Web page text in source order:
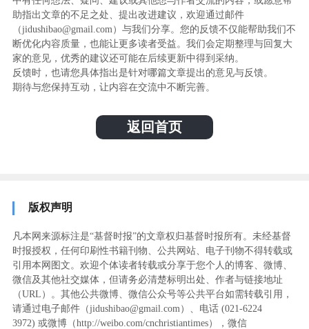
助指出文章的不足之处、提出改进建议，欢迎通过邮件
（jidushibao@gmail.com）与我们分享。您的反馈不仅能帮助我们不
断优化内容质量，也能让更多读者受益。我们会定期整理与回复大
家的意见，优秀的建议还可能在后续更新中得到采纳。
反馈时，也请您具体指出是针对哪篇文章提出的意见与反馈。
期待与您保持互动，让内容在交流中不断完善。
返回首页
版权声明
凡本网来源标注是“基督时报”的文章权归基督时报所有。未经基督
时报授权，任何印刷性书籍刊物、公共网站、电子刊物不得转载或
引用本网图文。欢迎个体读者转载或分享于您个人的博客、微博、
微信及其他社交媒体，但请务必清楚标明出处、作者与链接地址
（URL）。其他公共微博、微信公众号等公共平台如需转载引用，
请通过电子邮件（jidushibao@gmail.com）、电话 (021-6224
3972) ‬或微博（http://weibo.com/cnchristiantimes），微信